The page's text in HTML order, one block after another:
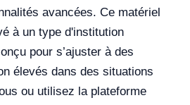
avancées. Ce matériel
à un type d'institution
pour s’ajuster à des
élevés dans des situations
ou utilisez la plateforme